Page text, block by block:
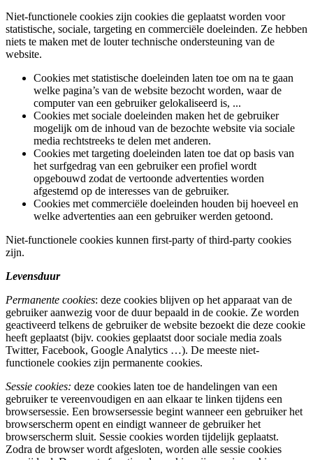
Niet-functionele cookies zijn cookies die geplaatst worden voor
statistische, sociale, targeting en commerciële doeleinden. Ze hebben
niets te maken met de louter technische ondersteuning van de
website.
Cookies met statistische doeleinden laten toe om na te gaan
welke pagina’s van de website bezocht worden, waar de
computer van een gebruiker gelokaliseerd is, ...
Cookies met sociale doeleinden maken het de gebruiker
mogelijk om de inhoud van de bezochte website via sociale
media rechtstreeks te delen met anderen.
Cookies met targeting doeleinden laten toe dat op basis van
het surfgedrag van een gebruiker een profiel wordt
opgebouwd zodat de vertoonde advertenties worden
afgestemd op de interesses van de gebruiker.
Cookies met commerciële doeleinden houden bij hoeveel en
welke advertenties aan een gebruiker werden getoond.
Niet-functionele cookies kunnen first-party of third-party cookies
zijn.
Levensduur
Permanente cookies: deze cookies blijven op het apparaat van de
gebruiker aanwezig voor de duur bepaald in de cookie. Ze worden
geactiveerd telkens de gebruiker de website bezoekt die deze cookie
heeft geplaatst (bijv. cookies geplaatst door sociale media zoals
Twitter, Facebook, Google Analytics …). De meeste niet-
functionele cookies zijn permanente cookies.
Sessie cookies: deze cookies laten toe de handelingen van een
gebruiker te vereenvoudigen en aan elkaar te linken tijdens een
browsersessie. Een browsersessie begint wanneer een gebruiker het
browserscherm opent en eindigt wanneer de gebruiker het
browserscherm sluit. Sessie cookies worden tijdelijk geplaatst.
Zodra de browser wordt afgesloten, worden alle sessie cookies